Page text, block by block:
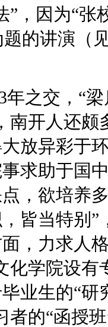
”，因为“
题的讲演
年之交，“
南开人还
放异彩于
事求助于国
，欲培养
皆当特别
，力求人
化学院设有
业生的“研
者的“函授